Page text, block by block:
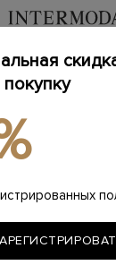
/ Женская одежда
топы
твила с V-